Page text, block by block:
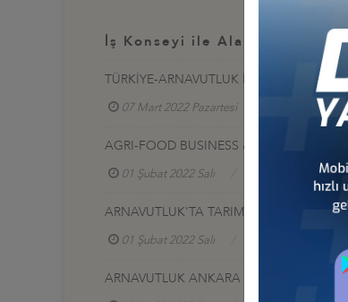
İş Konseyi ile Alakalı Diğer
TÜRKİYE-ARNAVUTLUK İŞ KONSEYİ
07 Mart 2022 Pazartesi Türkiye -
AGRI-FOOD BUSINESS & INVESTMENT
01 Şubat 2022 Salı Türkiye -
ARNAVUTLUK'TA TARIM-GIDA
01 Şubat 2022 Salı
ARNAVUTLUK ANKARA BÜYÜKELÇİSİ